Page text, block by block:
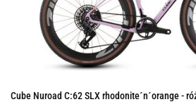
Cube Nuroad C:62 SLX rhodonite´n´orange -